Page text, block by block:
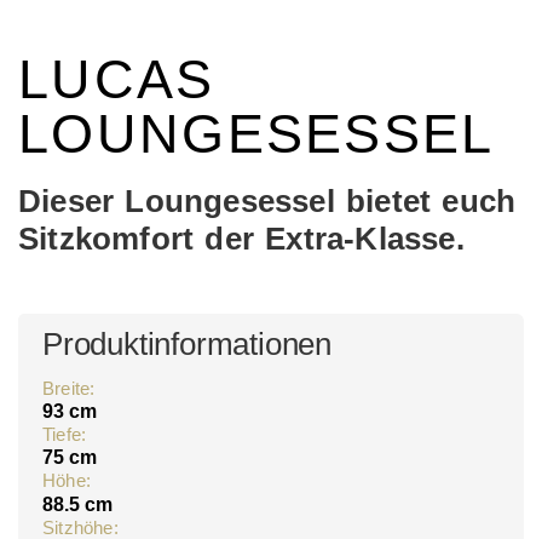
LUCAS
LOUNGESESSEL
Dieser Loungesessel bietet euch
Sitzkomfort der Extra-Klasse.
Produktinformationen
Breite:
93 cm
Tiefe:
75 cm
Höhe:
88.5 cm
Sitzhöhe: